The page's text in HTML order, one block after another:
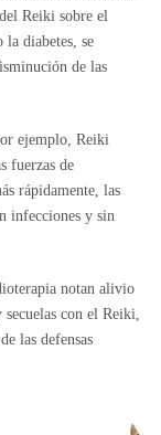
Reiki sobre el
diabetes, se
de las
ejemplo, Reiki
fuerzas de
rápidamente, las
infecciones y sin
notan alivio
con el Reiki,
las defensas